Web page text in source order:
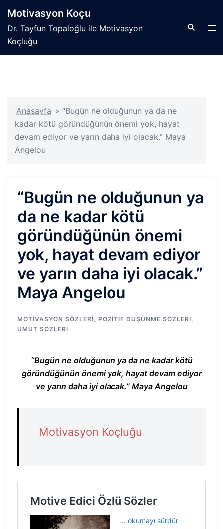
atlaMotivasyon Koçu
Dr. Tayfun Topaloğlu ile Motivasyon
Koçluğu
Search
Anasayfa » “Bugün ne olduğunun ya da ne
kadar kötü göründüğünün önemi yok, hayat
devam ediyor ve yarın daha iyi olacak.” Maya
Angelou
“Bugün ne olduğunun ya
da ne kadar kötü
göründüğünün önemi
yok, hayat devam ediyor
ve yarın daha iyi olacak.”
Maya Angelou
MOTIVASYON SÖZLERI, POZITIF DÜŞÜNME SÖZLERI,
UMUT SÖZLERI
“Bugün ne olduğunun ya da ne kadar kötü
göründüğünün önemi yok, hayat devam ediyor
ve yarın daha iyi olacak.” Maya Angelou
Motivasyon Koçluğu